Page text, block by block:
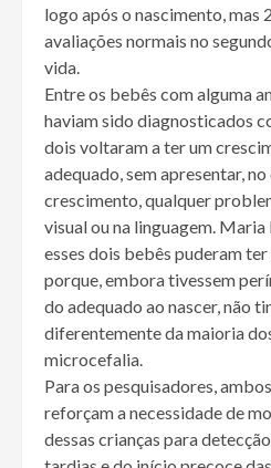
logo após o nascimento, mas
avaliações normais no
vida.
Entre os bebês com alguma
haviam sido diagnosticados
dois voltaram a ter um
adequado, sem apresentar,
crescimento, qualquer
visual ou na linguagem.
esses dois bebês puderam
porque, embora tivessem
do adequado ao nascer, não
diferentemente da maioria
microcefalia.
Para os pesquisadores,
reforçam a necessidade de
dessas crianças para